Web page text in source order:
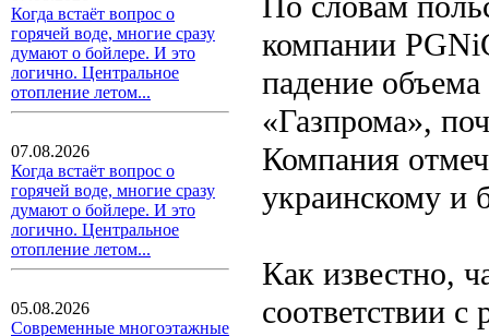
Когда встаёт вопрос о
горячей воде, многие сразу
думают о бойлере. И это
логично. Центральное
отопление летом...
07.08.2026
Когда встаёт вопрос о
горячей воде, многие сразу
думают о бойлере. И это
логично. Центральное
отопление летом...
05.08.2026
Современные многоэтажные
компании
падение объема
«Газпрома»,
Компания
украинскому и
Как известно,
соответствии